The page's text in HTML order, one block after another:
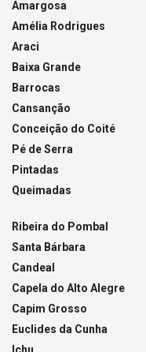
Amargosa
Amélia Rodrigues
Araci
Baixa Grande
Barrocas
Cansanção
Conceição do Coité
Pé de Serra
Pintadas
Queimadas
Ribeira do Pombal
Santa Bárbara
Candeal
Capela do Alto Alegre
Capim Grosso
Euclides da Cunha